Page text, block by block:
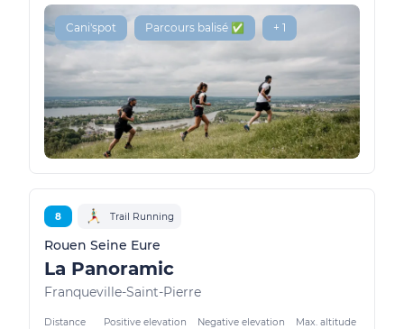
Cani'spot Parcours balisé ✅ + 1
8 Trail Running
Rouen Seine Eure
La Panoramic
Franqueville-Saint-Pierre
Distance Positive elevation Negative elevation Max. altitude